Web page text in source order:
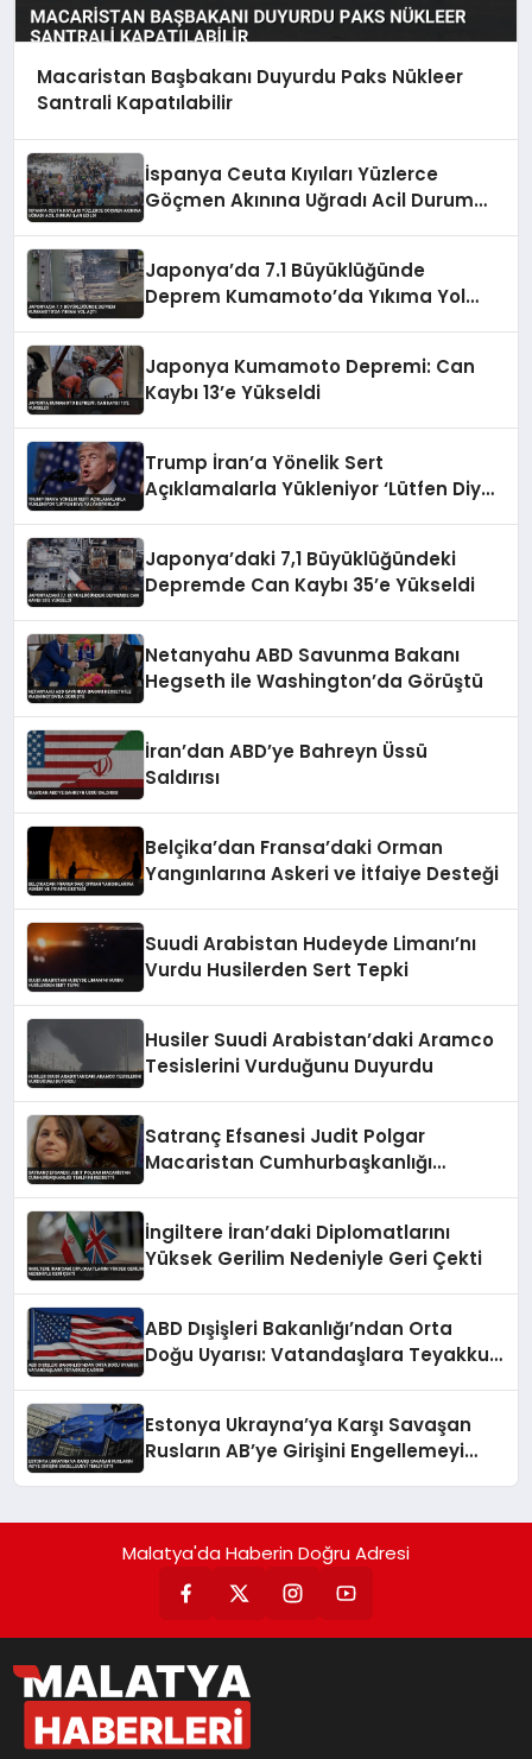
Macaristan Başbakanı Duyurdu Paks Nükleer
Santrali Kapatılabilir
İspanya Ceuta Kıyıları Yüzlerce
Göçmen Akınına Uğradı Acil Durum
Japonya’da 7.1 Büyüklüğünde
Deprem Kumamoto’da Yıkıma Yol
Japonya Kumamoto Depremi: Can
Kaybı 13’e Yükseldi
Trump İran’a Yönelik Sert
Açıklamalarla Yükleniyor ‘Lütfen Diye
Japonya’daki 7,1 Büyüklüğündeki
Depremde Can Kaybı 35’e Yükseldi
Netanyahu ABD Savunma Bakanı
Hegseth ile Washington’da Görüştü
İran’dan ABD’ye Bahreyn Üssü
Saldırısı
Belçika’dan Fransa’daki Orman
Yangınlarına Askeri ve İtfaiye Desteği
Suudi Arabistan Hudeyde Limanı’nı
Vurdu Husilerden Sert Tepki
Husiler Suudi Arabistan’daki Aramco
Tesislerini Vurduğunu Duyurdu
Satranç Efsanesi Judit Polgar
Macaristan Cumhurbaşkanlığı
İngiltere İran’daki Diplomatlarını
Yüksek Gerilim Nedeniyle Geri Çekti
ABD Dışişleri Bakanlığı’ndan Orta
Doğu Uyarısı: Vatandaşlara Teyakkuz
Estonya Ukrayna’ya Karşı Savaşan
Rusların AB’ye Girişini Engellemeyi
Malatya'da Haberin Doğru Adresi